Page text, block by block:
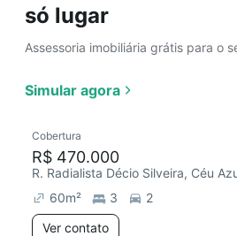
só lugar
Assessoria imobiliária grátis para o
Simular agora
Cobertura
R$ 470.000
R. Radialista Décio Silveira, Céu
60m² 3
2
Ver contato